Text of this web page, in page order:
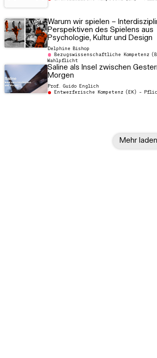
Warum wir spielen –
Perspektiven des Spielens aus
Psychologie, Kultur und Design
Delphine Bishop
Bezugswissenschaftliche Kompetenz
Wahlpflicht
Saline als Insel zwischen
Morgen
Prof. Guido Englich
Entwerferische Kompetenz (EK) -
Mehr laden